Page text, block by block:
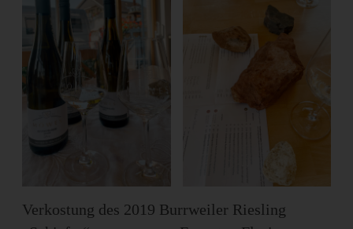
Verkostung des 2019 Burrweiler Riesling